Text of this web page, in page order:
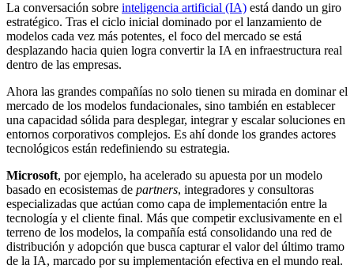
La conversación sobre inteligencia artificial (IA) está dando un giro
estratégico. Tras el ciclo inicial dominado por el lanzamiento de
modelos cada vez más potentes, el foco del mercado se está
desplazando hacia quien logra convertir la IA en infraestructura real
dentro de las empresas.
Ahora las grandes compañías no solo tienen su mirada en dominar el
mercado de los modelos fundacionales, sino también en establecer
una capacidad sólida para desplegar, integrar y escalar soluciones en
entornos corporativos complejos. Es ahí donde los grandes actores
tecnológicos están redefiniendo su estrategia.
Microsoft, por ejemplo, ha acelerado su apuesta por un modelo
basado en ecosistemas de partners, integradores y consultoras
especializadas que actúan como capa de implementación entre la
tecnología y el cliente final. Más que competir exclusivamente en el
terreno de los modelos, la compañía está consolidando una red de
distribución y adopción que busca capturar el valor del último tramo
de la IA, marcado por su implementación efectiva en el mundo real.